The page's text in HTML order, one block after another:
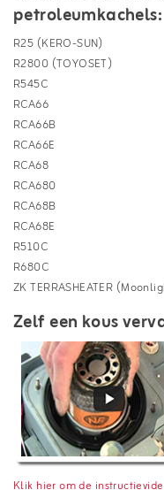
petroleumkachels:
R25 (KERO-SUN)
R2800 (TOYOSET)
R545C
RCA66
RCA66B
RCA66E
RCA68
RCA680
RCA68B
RCA68E
R510C
R680C
ZK TERRASHEATER
Zelf een kous
Klik hier om de